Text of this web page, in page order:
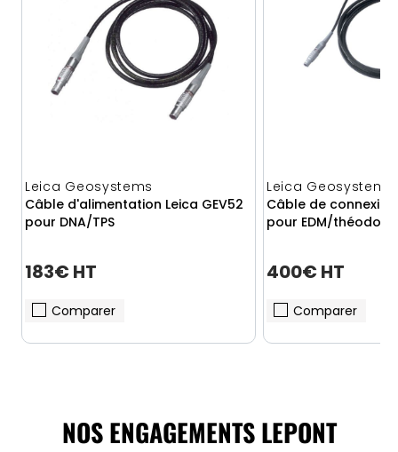
Leica Geosystems
Câble d'alimentation Leica GEV52
pour DNA/TPS
183€ HT
Comparer
Leica Geosystems
Câble de connexion
pour EDM/
400€ HT
Comparer
NOS ENGAGEMENTS LEPONT